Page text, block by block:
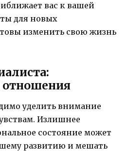
вас к вашей
для новых
изменить свою жизнь
отношения
уделить внимание
Излишнее
состояние может
развитию и мешать